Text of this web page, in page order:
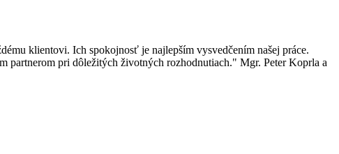
klientovi. Ich spokojnosť je najlepším vysvedčením našej práce.
partnerom pri dôležitých životných rozhodnutiach." Mgr. Peter Koprla a